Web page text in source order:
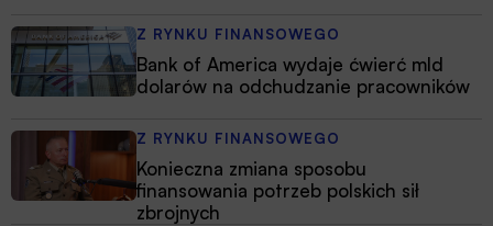
Z RYNKU FINANSOWEGO
Bank of America wydaje ćwierć mld
dolarów na odchudzanie pracowników
Z RYNKU FINANSOWEGO
Konieczna zmiana sposobu
finansowania potrzeb polskich sił
zbrojnych